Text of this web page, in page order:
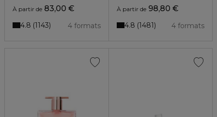
À partir de 83,00 €
4 formats
4.8 1143
À partir de98,80 €
4 formats
4.8 1481